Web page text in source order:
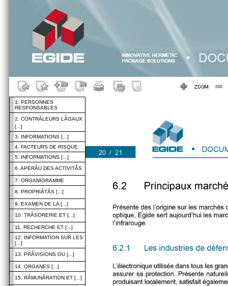
1. PERSONNES
RESPONSABLES
2. CONTRÃLEURS LÃGAUX
[...]
3. INFORMATIONS [...]
4. FACTEURS DE RISQUE
5. INFORMATIONS [...]
6. APERÃU DES ACTIVITÃS
7. ORGANIGRAMME
8. PROPRIÃTÃS [...]
9. EXAMEN DE LA [...]
10. TRÃSORERIE ET [...]
11. RECHERCHE ET [...]
12. INFORMATION SUR LES
[...]
13. PRÃVISIONS OU [...]
14. ORGANES [...]
15. RÃMUNÃRATION ET [...]